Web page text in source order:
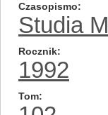
Czasopismo
Studia
Rocznik
1992
Tom